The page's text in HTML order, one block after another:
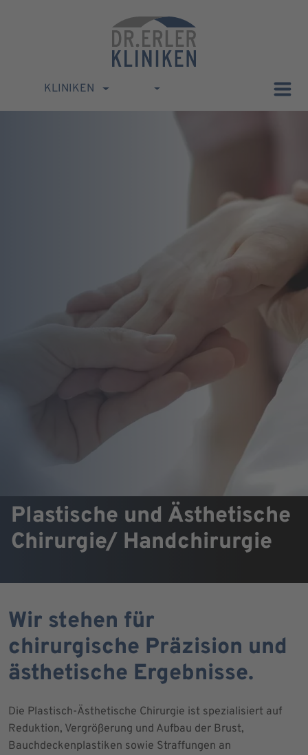
KLINIKEN
Plastische und Ästhetische
Chirurgie/ Handchirurgie
Wir stehen für
chirurgische Präzision und
ästhetische Ergebnisse.
Die Plastisch-Ästhetische Chirurgie ist spezialisiert auf
Reduktion, Vergrößerung und Aufbau der Brust,
Bauchdeckenplastiken sowie Straffungen an